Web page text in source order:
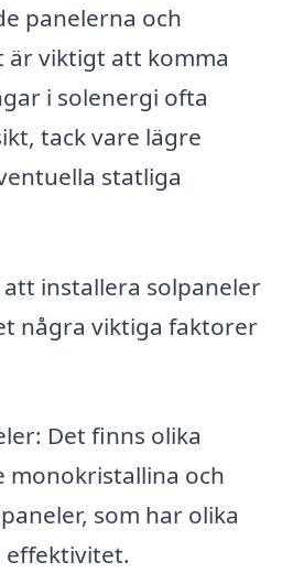
panelerna och
är viktigt att komma
i solenergi ofta
tack vare lägre
statliga
installera solpaneler
några viktiga faktorer
Det finns olika
monokristallina och
som har olika
effektivitet.